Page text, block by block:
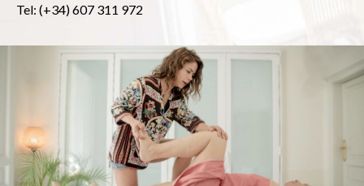
Tel: (+34) 607 311 972